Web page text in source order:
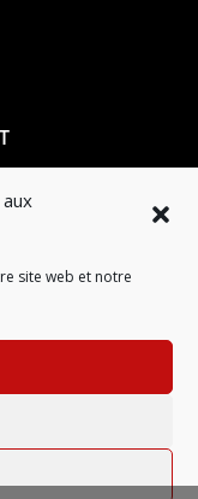
site web et notre